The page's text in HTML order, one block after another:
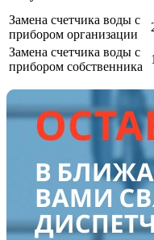
Замена счетчика воды с
прибором организации
Замена счетчика воды с
прибором собственника